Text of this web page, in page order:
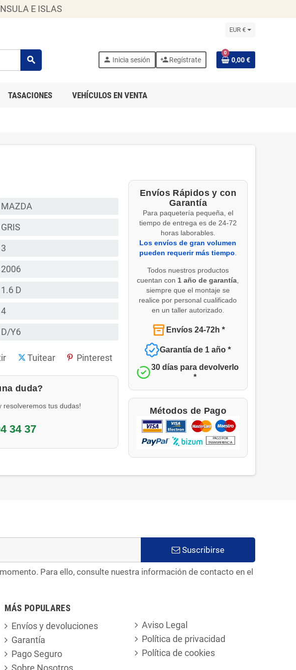
E ISLAS
EUR €
search person Inicia sesión person_addRegístrate
0
0,00 €
TASACIONES VEHÍCULOS EN VENTA
MAZDA
GRIS
3
2006
1.6 D
4
D/Y6
Tuitear Pinterest
duda?
resolveremos tus dudas!
34 37
Envíos Rápidos y con
Garantía
Para paquetería pequeña, el
tiempo de entrega es de 24-72
horas laborables.
Los envíos de gran volumen
pueden requerir más tiempo
Todos nuestros productos
cuentan con 1 año de garantía
siempre que el montaje se
realice por personal cualificado
en un taller autorizado.
Envíos 24-72h *
Garantía de 1 año *
30 días para devolverlo
*
Métodos de Pago
Suscribirse
Para ello, consulte nuestra información de contacto en el
MÁS POPULARES
Envíos y devoluciones
Garantía
Pago Seguro
Aviso Legal
Política de privacidad
Política de cookies